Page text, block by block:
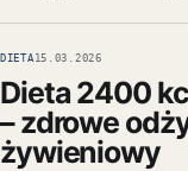
DIETA 15.03.2026
Dieta 2400
– zdrowe
żywieniowy